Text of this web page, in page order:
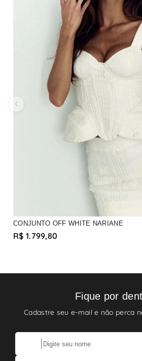
CONJUNTO OFF WHITE NARIANE
R$ 1.799,80
Fique por
Cadastre seu e-mail e não perca